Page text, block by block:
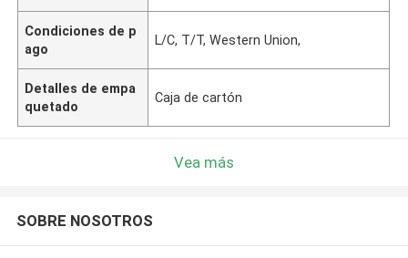
Condiciones de p
ago
L/C, T/T, Western Union,
Detalles de empa
quetado
Caja de cartón
Vea más
SOBRE NOSOTROS